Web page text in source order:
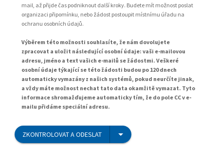
mail, až přijde čas podniknout další kroky. Budete mít možnost poslat
organizaci připomínku, nebo žádost postoupit místnímu úřadu na
ochranu osobních údajů.
Výběrem této možnosti souhlasíte, že nám dovolujete
zpracovat a uložit následující osobní údaje: vaši e-mailovou
adresu, jméno a text vašich e-mailů se žádostmi. Veškeré
osobní údaje týkající se této žádosti budou po 120 dnech
automaticky vymazány z našich systémů, pokud neurčíte jinak,
a vždy máte možnost nechat tato data okamžitě vymazat. Tyto
informace shromažďujeme automaticky tím, že do pole CC v e-
mailu přidáme speciální adresu.
ZKONTROLOVAT A ODESLAT